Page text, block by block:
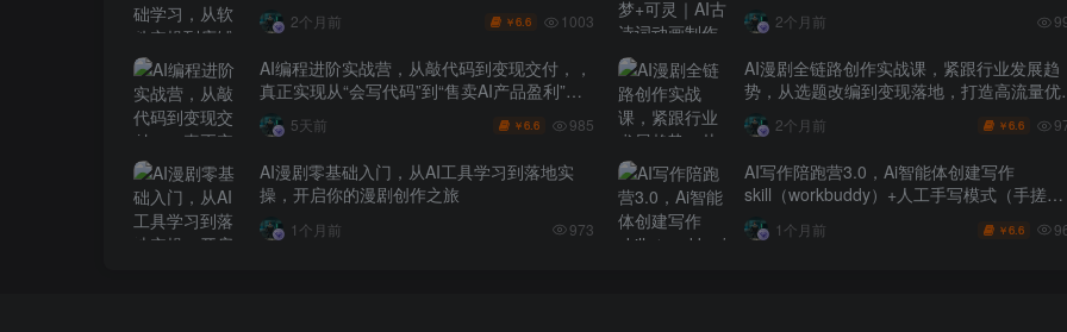
2个月前 ￥6.6 1003 2个月前
AI编程进阶实战营，从敲代码到变现交付，，
真正实现从“会写代码”到“售卖AI产品盈利”的
跨越
5天前 ￥6.6 985
AI漫剧全链路创作实战课，紧跟行业发展趋
势，从选题改编到变现落地，打造高流量优
作品
2个月前 ￥6.6
AI漫剧零基础入门，从AI工具学习到落地实
操，开启你的漫剧创作之旅
1个月前 973
AI写作陪跑营3.0，Ai智能体创建写作
skill（workbuddy）+人工手写模式（手搓模
式），去除AI痕迹（头条号、公众号、百家
号） 1个月前 ￥6.6